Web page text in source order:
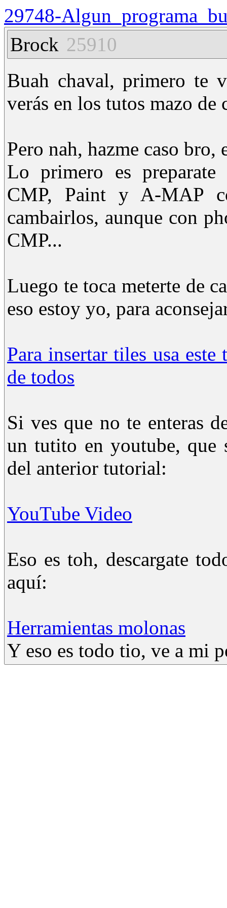
29748-
Brock 25910
Buah chaval, primero te
verás en los tutos mazo de
Pero nah, hazme caso bro,
Lo primero es preparate
CMP, Paint y A-MAP
cambairlos, aunque con
CMP...
Luego te toca meterte de
eso estoy yo, para
Para insertar tiles usa
de todos
Si ves que no te enteras
un tutito en youtube, que
del anterior tutorial:
YouTube Video
Eso es toh, descargate
aquí:
Herramientas molonas
Y eso es todo tio, ve a mi